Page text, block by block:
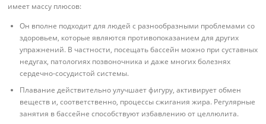
имеет массу плюсов:
Он вполне подходит для людей с разнообразными проблемами со
здоровьем, которые являются противопоказанием для других
упражнений. В частности, посещать бассейн можно при суставных
недугах, патологиях позвоночника и даже многих болезнях
сердечно-сосудистой системы.
Плавание действительно улучшает фигуру, активирует обмен
веществ и, соответственно, процессы сжигания жира. Регулярные
занятия в бассейне способствуют избавлению от целлюлита.